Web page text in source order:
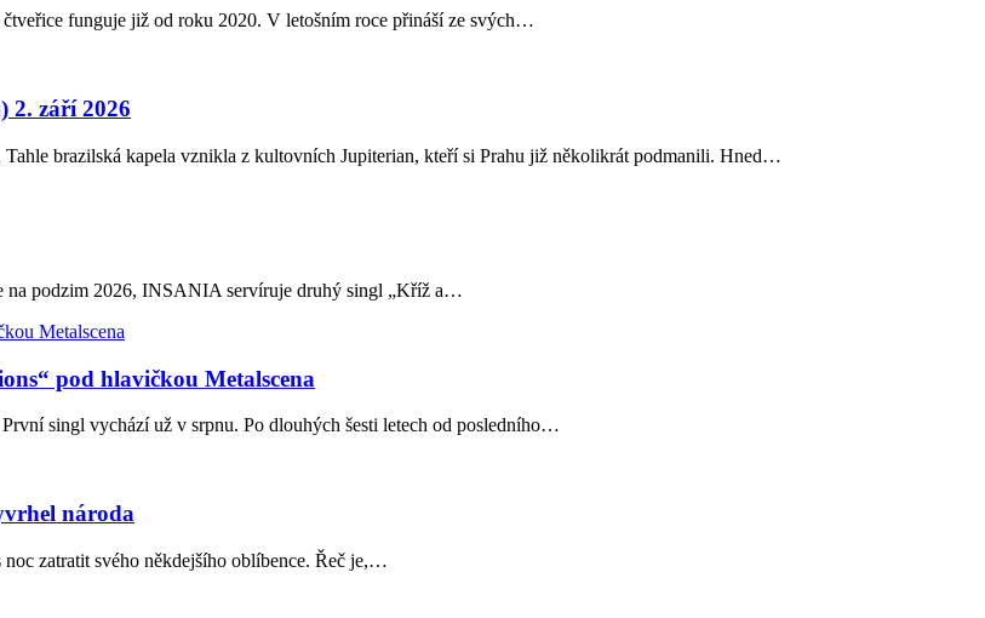
funguje již od roku 2020. V letošním roce přináší ze svých…
2. září 2026
brazilská kapela vznikla z kultovních Jupiterian, kteří si Prahu již několikrát podmanili. Hned…
na podzim 2026, INSANIA servíruje druhý singl „Kříž a…
pod hlavičkou Metalscena
singl vychází už v srpnu. Po dlouhých šesti letech od posledního…
národa
noc zatratit svého někdejšího oblíbence. Řeč je,…